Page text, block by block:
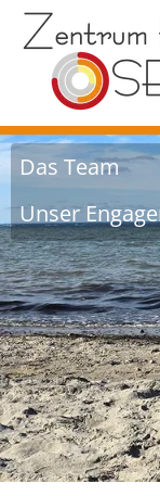
Das Team
Unser